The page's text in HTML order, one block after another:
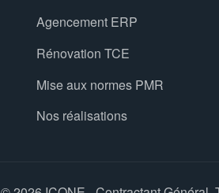
Agencement ERP
Rénovation TCE
Mise aux normes PMR
Nos réalisations